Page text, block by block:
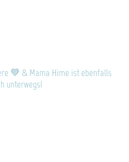
💛 & Mama Hime ist ebenfalls
unterwegs!